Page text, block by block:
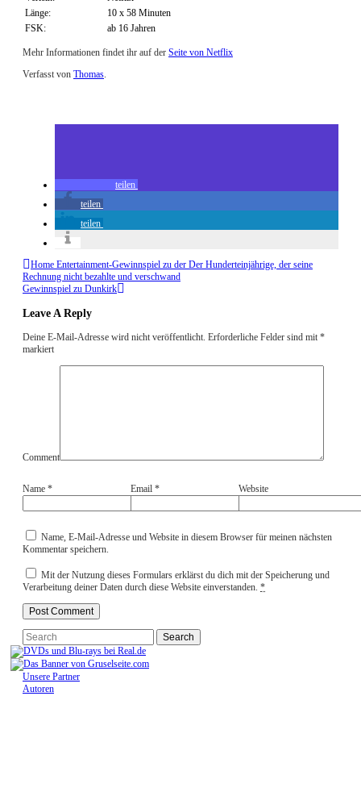
Länge:
10 x 58 Minuten
FSK:
ab 16 Jahren
Mehr Informationen findet ihr auf der Seite von Netflix
Verfasst von Thomas
teilen
teilen
teilen
Home Entertainment-Gewinnspiel zu der Der Hunderteinjährige, der seine
Rechnung nicht bezahlte und verschwand
Gewinnspiel zu Dunkirk
Leave A Reply
Deine E-Mail-Adresse wird nicht veröffentlicht. Erforderliche Felder sind mit *
markiert
Comment
Name * Email* Website
Name, E-Mail-Adresse und Website in diesem Browser für meinen nächsten
Kommentar speichern.
Mit der Nutzung dieses Formulars erklärst du dich mit der Speicherung und
Verarbeitung deiner Daten durch diese Website einverstanden. *
Unsere Partner
Autoren